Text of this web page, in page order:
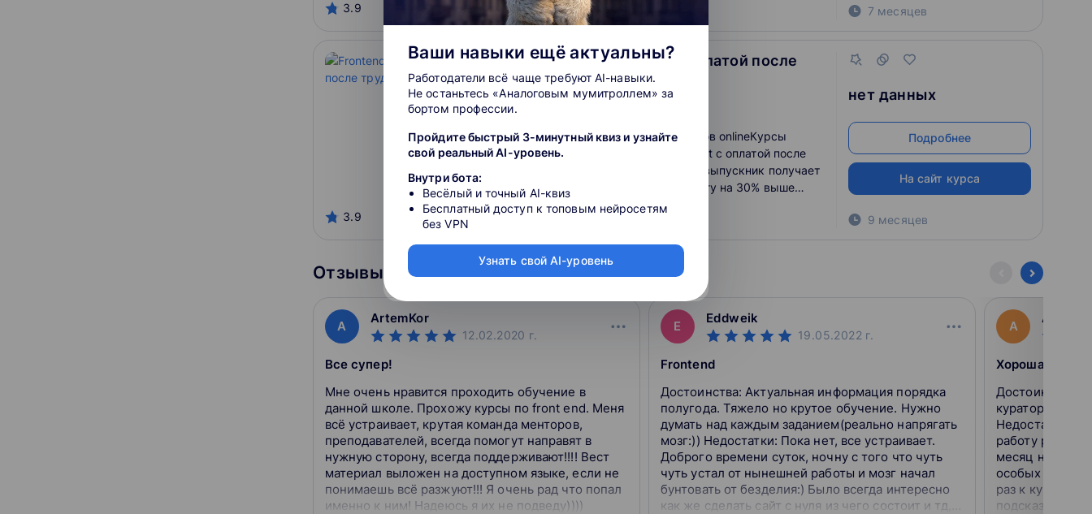
3.9 7 месяцев
3.9
Frontend Developer c оплатой после
трудоустройства
Обучаем Frontend-разработчиков onlineКурсы
программирования на JavaScript c оплатой после
трудоустройства. Каждый наш выпускник получает
предложение о работе и зарплату на 30% выше
ожидаемой.
нет данных
Подробнее
На сайт курса
9 месяцев
Отзывы о курсах
A
ArtemKor
12.02.2020 г.
Все супер!
Мне очень нравится проходить обучение в
данной школе. Прохожу курсы по front end. Меня
всё устраивает, крутая команда менторов,
преподавателей, всегда помогут направят в
нужную сторону, всегда поддерживают!!!! Вест
материал выложен на доступном языке, если не
понимаешь всё разжуют!!! Я очень рад что попал
именно к ним! Надеюсь я их не подведу))))
E
Eddweik
19.05.2022 г.
Frontend
Достоинства: Актуальная информация порядка
полугода. Тяжело но крутое обучение. Нужно
думать над каждым заданием(реально напрягать
мозг:)) Недостатки: Пока нет, все устраивает.
Доброго времени суток, ночну с того что чуть
чуть устал от нынешней работы и мозг начал
бунтовать от безделия:) Было всегда интересно
как же сделать сайт с нуля из чего состоит и тд,
A
Хорошая
Достоинства: Информативно, быстрые ответы
кураторов,
Недостатки: Пока не выявил Решил сменить
работу
месяц на
особых
раз к куратору
подсказали
Ваши навыки ещё актуальны?
Работодатели всё чаще требуют AI-навыки.
Не останьтесь «Аналоговым мумитроллем» за
бортом профессии.
Пройдите быстрый 3-минутный квиз и узнайте
свой реальный AI-уровень.
Внутри бота:
Весёлый и точный AI-квиз
Бесплатный доступ к топовым нейросетям
без VPN
Узнать свой AI-уровень